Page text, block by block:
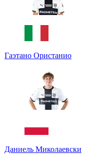
Гаэтано Ористанио
Даниель Миколаевски